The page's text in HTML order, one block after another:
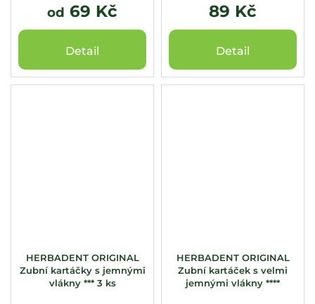
od 69 Kč
Detail
89 Kč
Detail
HERBADENT ORIGINAL
Zubní kartáčky s jemnými
vlákny *** 3 ks
HERBADENT ORIGINAL
Zubní kartáček s velmi
jemnými vlákny ****